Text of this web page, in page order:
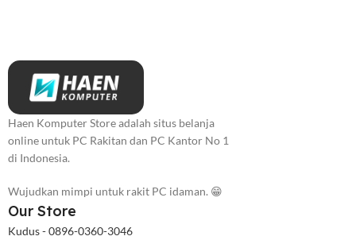
Haen Komputer Store adalah situs belanja
online untuk PC Rakitan dan PC Kantor No 1
di Indonesia.
Wujudkan mimpi untuk rakit PC idaman. 😁
Our Store
Kudus - 0896-0360-3046